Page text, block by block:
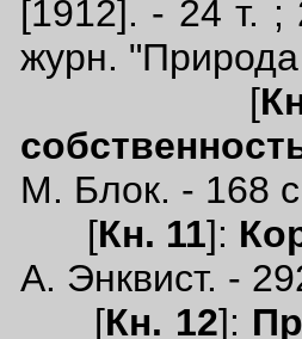
[1912]. - 24 т.
журн.
[
М. Блок. - 168
[Кн. 11]:
А. Энквист. -
[Кн. 12]: